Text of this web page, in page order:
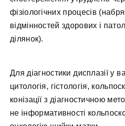
фізіологічних процесів
відмінностей здорових і
ділянок).
Для діагностики дисплазії у
цитологія, гістологія,
конізації з діагностичною
не інформативності